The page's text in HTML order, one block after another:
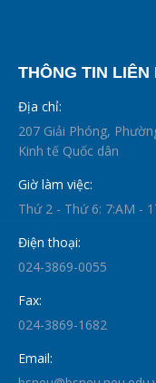
THÔNG TIN LIÊN
Địa chỉ:
207 Giải Phóng,
Kinh tế Quốc dân
Giờ làm việc:
Thứ 2 - Thứ 6: 7:AM -
Điện thoại:
024-3869-0055
Fax:
024-3869-1682
Email: